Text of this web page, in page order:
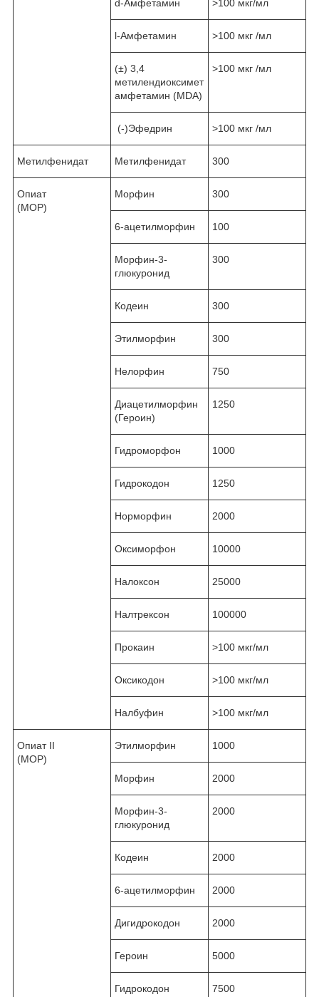
d-Амфетамин ˃100 мкг/мл
l-Амфетамин ˃100 мкг /мл
(±) 3,4
метилендиоксимет
амфетамин (MDA)
˃100 мкг /мл
(-)Эфедрин ˃100 мкг /мл
Метилфенидат Метилфенидат 300
Опиат
(MOP)
Морфин 300
6-ацетилморфин 100
Морфин-3-
глюкуронид
300
Кодеин 300
Этилморфин 300
Нелорфин 750
Диацетилморфин
(Героин)
1250
Гидроморфон 1000
Гидрокодон 1250
Норморфин 2000
Оксиморфон 10000
Налоксон 25000
Налтрексон 100000
Прокаин ˃100 мкг/мл
Оксикодон ˃100 мкг/мл
Налбуфин ˃100 мкг/мл
Опиат II
(MOP)
Этилморфин 1000
Морфин 2000
Морфин-3-
глюкуронид
2000
Кодеин 2000
6-ацетилморфин 2000
Дигидрокодон 2000
Героин 5000
Гидрокодон 7500